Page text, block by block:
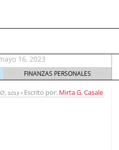
debes tener en cuenta
tecnologías? mayo
2017
FINANZAS PERSONALES
2013- Escrito por: Mirta G. Casale